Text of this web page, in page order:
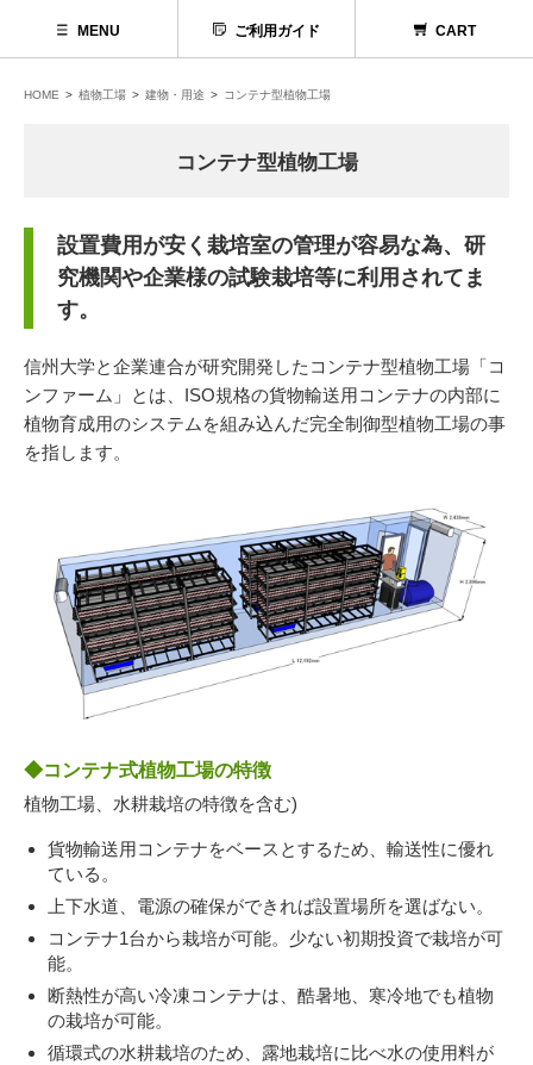
MENU
代理店募集
お電話でのお問い合わせ
054-270-4456
営業時間：平日：10～19時／土曜：12～18時
ご利用ガイド CART
HOME 植物工場 建物・用途 コンテナ型植物工場
コンテナ型植物工場
設置費用が安く栽培室の管理が容易な為、研
究機関や企業様の試験栽培等に利用されてま
す。
信州大学と企業連合が研究開発したコンテナ型植物工場「コ
ンファーム」とは、ISO規格の貨物輸送用コンテナの内部に
植物育成用のシステムを組み込んだ完全制御型植物工場の事
を指します。
◆コンテナ式植物工場の特徴
植物工場、水耕栽培の特徴を含む)
貨物輸送用コンテナをベースとするため、輸送性に優れ
ている。
上下水道、電源の確保ができれば設置場所を選ばない。
コンテナ1台から栽培が可能。少ない初期投資で栽培が可
能。
断熱性が高い冷凍コンテナは、酷暑地、寒冷地でも植物
の栽培が可能。
循環式の水耕栽培のため、露地栽培に比べ水の使用料が